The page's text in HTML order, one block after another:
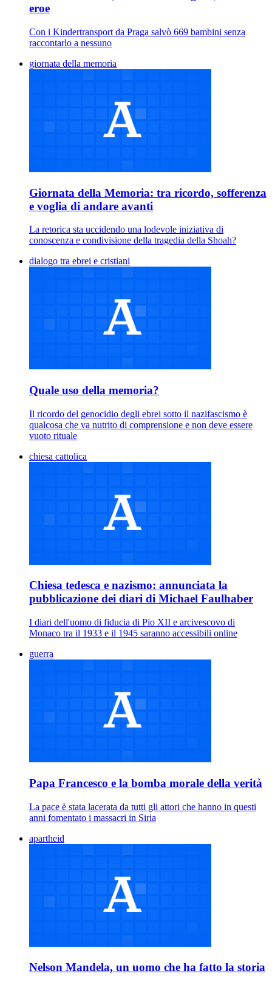
eroe
Con i Kindertransport da Praga salvò 669 bambini senza
raccontarlo a nessuno
giornata della memoria
Giornata della Memoria: tra ricordo, sofferenza
e voglia di andare avanti
La retorica sta uccidendo una lodevole iniziativa di
conoscenza e condivisione della tragedia della Shoah?
dialogo tra ebrei e cristiani
Quale uso della memoria?
Il ricordo del genocidio degli ebrei sotto il nazifascismo è
qualcosa che va nutrito di comprensione e non deve essere
vuoto rituale
chiesa cattolica
Chiesa tedesca e nazismo: annunciata la
pubblicazione dei diari di Michael Faulhaber
I diari dell'uomo di fiducia di Pio XII e arcivescovo di
Monaco tra il 1933 e il 1945 saranno accessibili online
guerra
Papa Francesco e la bomba morale della verità
La pace è stata lacerata da tutti gli attori che hanno in questi
anni fomentato i massacri in Siria
apartheid
Nelson Mandela, un uomo che ha fatto la storia